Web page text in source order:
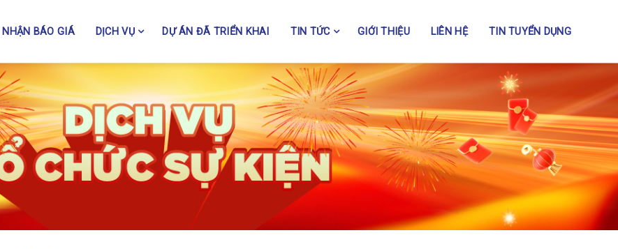
NHẬN BÁO GIÁ DỊCH VỤ DỰ ÁN ĐÃ TRIỂN KHAI TIN TỨC GIỚI THIỆU LIÊN HỆ TIN TUYỂN DỤNG